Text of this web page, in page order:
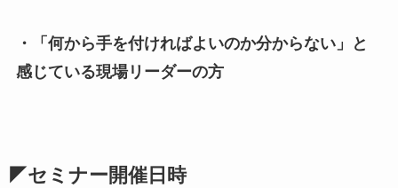
・「何から手を付ければよいのか分からない」と
感じている現場リーダーの方
◤セミナー開催日時